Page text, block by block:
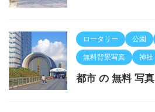
ロータリー 公園
無料背景写真 神社
都市 の 無料 写真